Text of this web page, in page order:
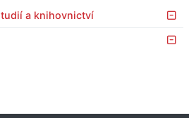
a knihovnictví